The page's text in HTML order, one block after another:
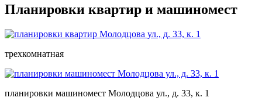
Планировки квартир и машиномест
трехкомнатная
планировки машиномест Молодцова ул., д. 33, к. 1